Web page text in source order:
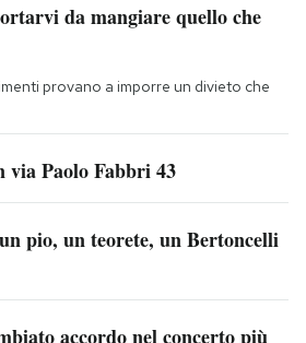
da mangiare quello che
provano a imporre un divieto che
Paolo Fabbri 43
pio, un teorete, un Bertoncelli
accordo nel concerto più